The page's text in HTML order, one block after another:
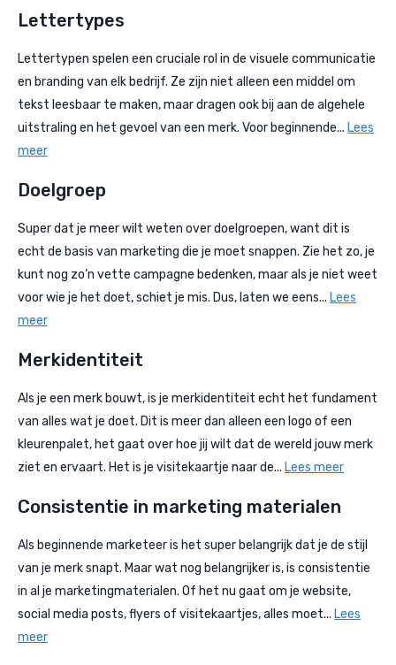
Lettertypes
Lettertypen spelen een cruciale rol in de visuele communicatie
en branding van elk bedrijf. Ze zijn niet alleen een middel om
tekst leesbaar te maken, maar dragen ook bij aan de algehele
uitstraling en het gevoel van een merk. Voor beginnende... Lees
meer
Doelgroep
Super dat je meer wilt weten over doelgroepen, want dit is
echt de basis van marketing die je moet snappen. Zie het zo, je
kunt nog zo’n vette campagne bedenken, maar als je niet weet
voor wie je het doet, schiet je mis. Dus, laten we eens... Lees
meer
Merkidentiteit
Als je een merk bouwt, is je merkidentiteit echt het fundament
van alles wat je doet. Dit is meer dan alleen een logo of een
kleurenpalet, het gaat over hoe jij wilt dat de wereld jouw merk
ziet en ervaart. Het is je visitekaartje naar de... Lees meer
Consistentie in marketing materialen
Als beginnende marketeer is het super belangrijk dat je de stijl
van je merk snapt. Maar wat nog belangrijker is, is consistentie
in al je marketingmaterialen. Of het nu gaat om je website,
social media posts, flyers of visitekaartjes, alles moet... Lees
meer